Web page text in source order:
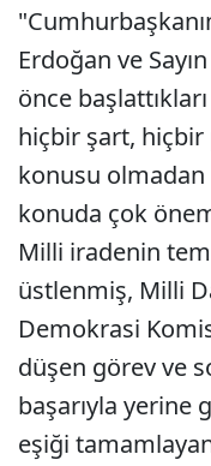
Erdoğan ve
önce
hiçbir şart, hiçbir
konusu
konuda çok
Milli iradenin
üstlenmiş, Milli
Demokrasi
düşen görev ve
başarıyla yerine
eşiği